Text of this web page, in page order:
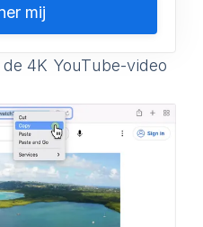
mij
4K YouTube-video